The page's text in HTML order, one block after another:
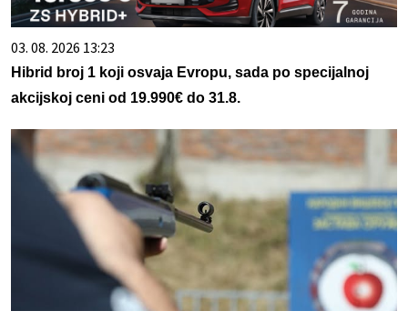
03. 08. 2026 13:23
Hibrid broj 1 koji osvaja Evropu, sada po specijalnoj
akcijskoj ceni od 19.990€ do 31.8.